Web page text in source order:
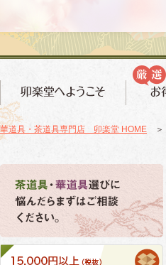
華道具・茶道具専門店 卯楽堂 HOME ＞